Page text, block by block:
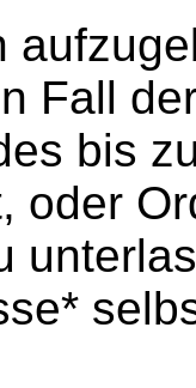
Fall
bis
oder